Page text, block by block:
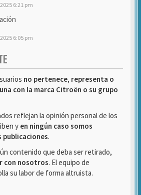
6:21 pm
6:05 pm
no pertenece, representa o
con la marca Citroën o su grupo
reflejan la opinión personal de los
y en ningún caso somos
publicaciones.
contenido que deba ser retirado,
con nosotros. El equipo de
su labor de forma altruista.